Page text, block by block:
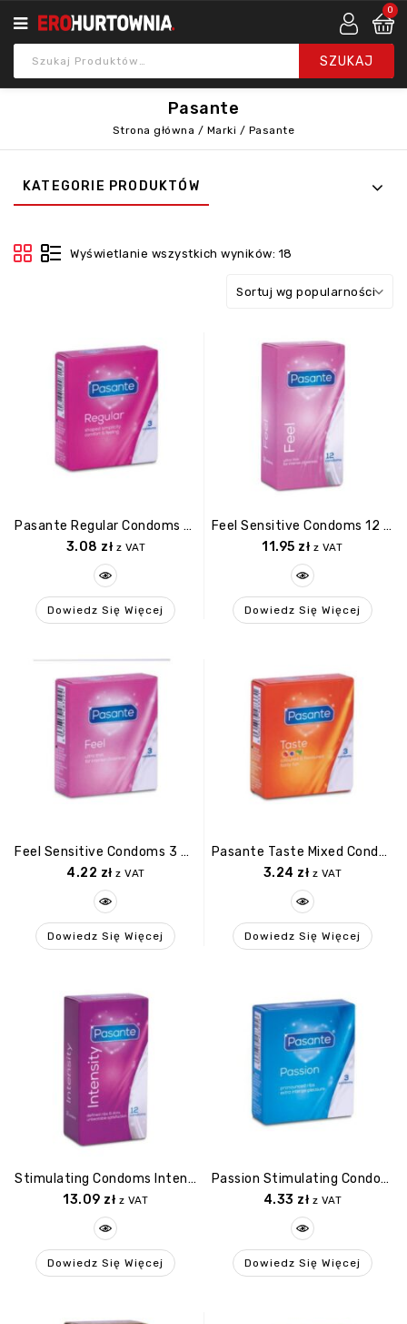
0
Pasante
Strona główna / Marki / Pasante
KATEGORIE PRODUKTÓW
Wyświetlanie wszystkich wyników: 18
Sortuj wg popularności
Pasante Regular Condoms 3 Pcs
3.08 zł z VAT
Dowiedz Się Więcej
Feel Sensitive Condoms 12 Pcs
11.95 zł z VAT
Dowiedz Się Więcej
Feel Sensitive Condoms 3 Pcs
4.22 zł z VAT
Dowiedz Się Więcej
Pasante Taste Mixed Condoms 3pcs
3.24 zł z VAT
Dowiedz Się Więcej
Stimulating Condoms Intensity 12 Pcs
13.09 zł z VAT
Dowiedz Się Więcej
Passion Stimulating Condoms 3 Pcs
4.33 zł z VAT
Dowiedz Się Więcej